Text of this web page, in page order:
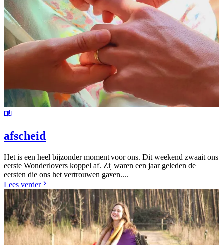
afscheid
Het is een heel bijzonder moment voor ons. Dit weekend zwaait ons
eerste Wonderlovers koppel af. Zij waren een jaar geleden de
eersten die ons het vertrouwen gaven....
Lees verder